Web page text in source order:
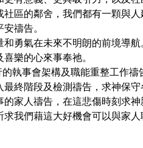
區的鄰舍，我們都有一顆與人
禱告。
勇氣在未來不明朗的前境導航
樂的心來事奉祂。
執事會架構及職能重整工作禱
終階段及檢測禱告，求神保
家人禱告，在這悲傷時刻求神
我們藉這大好機會可以與家人